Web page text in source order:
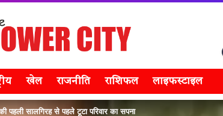
खेल राजनीति राशिफल लाइफस्टाइल
पहली सालगिरह से पहले टूटा परिवार का सपना